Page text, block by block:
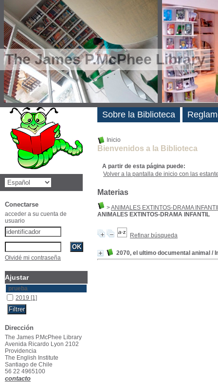
The James P.McPhee Library
Inicio
Bienvenidos a la Biblioteca
A partir de esta página puede:
Volver a la pantalla de inicio con las
Materias
>ANIMALES EXTINTOS-DRAMA
ANIMALES EXTINTOS-DRAMA INFANTIL
Refinar búsqueda
2070, el ultimo documental animal /
Sobre la Biblioteca
Novedades
Conectarse
acceder a su cuenta de
usuario
Olvidé mi contraseña
Ajustar
prueba
2019 [1]
Dirección
The James P.McPhee Library
Avenida Ricardo Lyon 2102
Providencia
The English Institute
Santiago de Chile
56 22 4965100
contacto